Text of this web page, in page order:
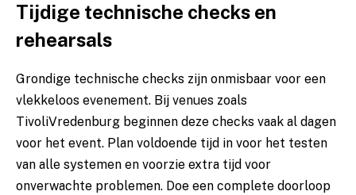
Tijdige technische checks en
rehearsals
Grondige technische checks zijn onmisbaar voor een
vlekkeloos evenement. Bij venues zoals
TivoliVredenburg beginnen deze checks vaak al dagen
voor het event. Plan voldoende tijd in voor het testen
van alle systemen en voorzie extra tijd voor
onverwachte problemen. Doe een complete doorloop